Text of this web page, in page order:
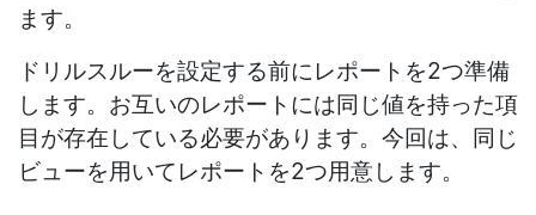
ます。
ドリルスルーを設定する前にレポートを2つ準備
します。お互いのレポートには同じ値を持った項
目が存在している必要があります。今回は、同じ
ビューを用いてレポートを2つ用意します。